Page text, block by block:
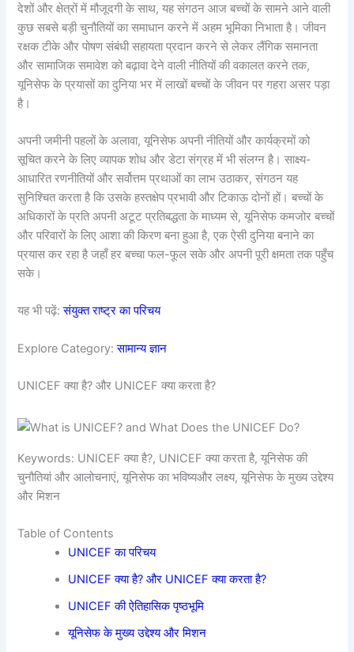
देशों और क्षेत्रों में मौजूदगी के साथ, यह संगठन आज बच्चों के सामने आने वाली
कुछ सबसे बड़ी चुनौतियों का समाधान करने में अहम भूमिका निभाता है। जीवन
रक्षक टीके और पोषण संबंधी सहायता प्रदान करने से लेकर लैंगिक समानता
और सामाजिक समावेश को बढ़ावा देने वाली नीतियों की वकालत करने तक,
यूनिसेफ के प्रयासों का दुनिया भर में लाखों बच्चों के जीवन पर गहरा असर पड़ा
है।
अपनी जमीनी पहलों के अलावा, यूनिसेफ अपनी नीतियों और कार्यक्रमों को
सूचित करने के लिए व्यापक शोध और डेटा संग्रह में भी संलग्न है। साक्ष्य-
आधारित रणनीतियों और सर्वोत्तम प्रथाओं का लाभ उठाकर, संगठन यह
सुनिश्चित करता है कि उसके हस्तक्षेप प्रभावी और टिकाऊ दोनों हों। बच्चों के
अधिकारों के प्रति अपनी अटूट प्रतिबद्धता के माध्यम से, यूनिसेफ कमजोर बच्चों
और परिवारों के लिए आशा की किरण बना हुआ है, एक ऐसी दुनिया बनाने का
प्रयास कर रहा है जहाँ हर बच्चा फल-फूल सके और अपनी पूरी क्षमता तक पहुँच
सके।
यह भी पढ़ें:संयुक्त राष्ट्र का परिचय
Explore Category:सामान्य ज्ञान
UNICEF क्या है? और UNICEF क्या करता है?
Keywords: UNICEF क्या है?, UNICEF क्या करता है, यूनिसेफ की
चुनौतियां और आलोचनाएं, यूनिसेफ का भविष्यऔर लक्ष्य, यूनिसेफ के मुख्य उद्देश्य
और मिशन
Table of Contents
UNICEF का परिचय
UNICEF क्या है? और UNICEF क्या करता है?
UNICEF की ऐतिहासिक पृष्ठभूमि
यूनिसेफ के मुख्य उद्देश्य और मिशन